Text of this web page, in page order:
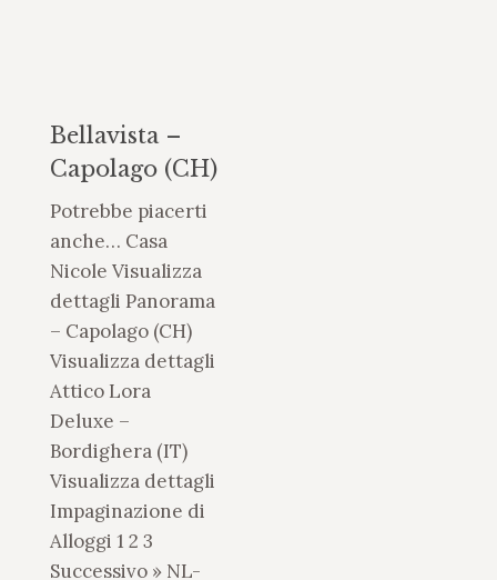
Bellavista –
Capolago (CH)
Potrebbe piacerti
anche… Casa
Nicole Visualizza
dettagli Panorama
– Capolago (CH)
Visualizza dettagli
Attico Lora
Deluxe –
Bordighera (IT)
Visualizza dettagli
Impaginazione di
Alloggi 1 2 3
Successivo » NL-